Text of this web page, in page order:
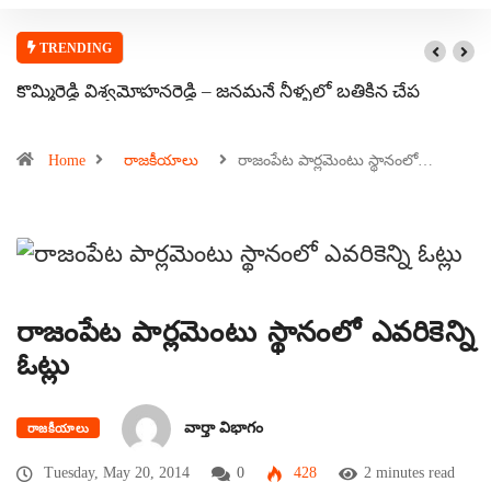
TRENDING
కొమ్మిరెడ్డి విశ్వమోహనరెడ్డి – జనమనే నీళ్ళలో బతికిన చేప
Home రాజకీయాలు రాజంపేట పార్లమెంటు స్థానంలో…
రాజంపేట పార్లమెంటు స్థానంలో ఎవరికెన్ని
ఓట్లు
రాజకీయాలు వార్తా విభాగం
Tuesday, May 20, 2014 0 428 2 minutes read